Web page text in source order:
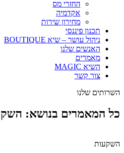
החזרי מס
אקדמיה
מחירון שירות
תכנון פיננסי
ניהול עושר – שיא BOUTIQUE
האנשים שלנו
מאמרים
השיא MAGIC
צור קשר
השרותים שלנו
כל המאמרים בנושא:
השקעות